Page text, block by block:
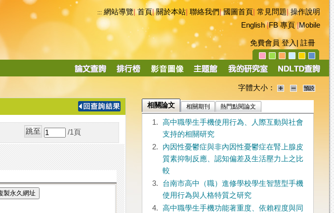
::: 網站導覽|首頁|關於本站 聯絡我們|國圖首頁 常見問題|操作說明
English|FB 專頁|Mobile
免費會員 登入 註冊
導
字體大小：
/1 頁
製永久網址
相關論文 相關期刊 熱門點閱論文
1.
高中職學生手機使用行為、人際互動與社會
支持的相關研究
2.
內因性憂鬱症與非內因性憂鬱症在腎上腺皮
質素抑制反應、認知偏差及生活壓力上之比
較
3.
台南市高中（職）進修學校學生智慧型手機
使用行為與人格特質之研究
4.
高中職學生手機功能著重度、依賴程度與同